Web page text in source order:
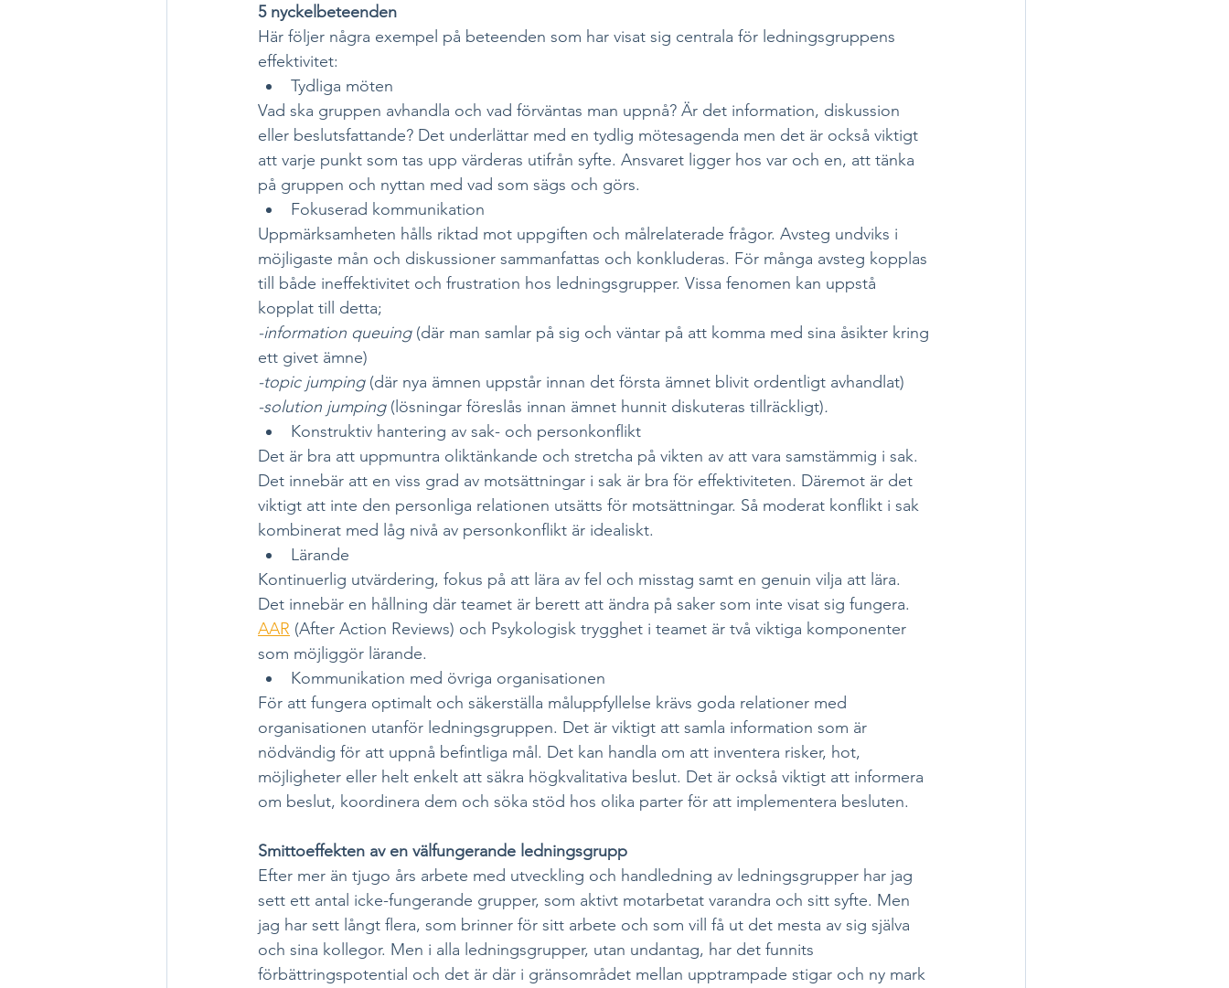
5 nyckelbeteenden
Här följer några exempel på beteenden som har visat sig centrala för ledningsgruppens
effektivitet:
Tydliga möten
Vad ska gruppen avhandla och vad förväntas man uppnå? Är det information, diskussion
eller beslutsfattande? Det underlättar med en tydlig mötesagenda men det är också viktigt
att varje punkt som tas upp värderas utifrån syfte. Ansvaret ligger hos var och en, att tänka
på gruppen och nyttan med vad som sägs och görs.
Fokuserad kommunikation
Uppmärksamheten hålls riktad mot uppgiften och målrelaterade frågor. Avsteg undviks i
möjligaste mån och diskussioner sammanfattas och konkluderas. För många avsteg kopplas
till både ineffektivitet och frustration hos ledningsgrupper. Vissa fenomen kan uppstå
kopplat till detta;
-information queuing (där man samlar på sig och väntar på att komma med sina åsikter kring
ett givet ämne)
-topic jumping (där nya ämnen uppstår innan det första ämnet blivit ordentligt avhandlat)
-solution jumping (lösningar föreslås innan ämnet hunnit diskuteras tillräckligt).
Konstruktiv hantering av sak- och personkonflikt
Det är bra att uppmuntra oliktänkande och stretcha på vikten av att vara samstämmig i sak.
Det innebär att en viss grad av motsättningar i sak är bra för effektiviteten. Däremot är det
viktigt att inte den personliga relationen utsätts för motsättningar. Så moderat konflikt i sak
kombinerat med låg nivå av personkonflikt är idealiskt.
Lärande
Kontinuerlig utvärdering, fokus på att lära av fel och misstag samt en genuin vilja att lära.
Det innebär en hållning där teamet är berett att ändra på saker som inte visat sig fungera.
AAR (After Action Reviews) och Psykologisk trygghet i teamet är två viktiga komponenter
som möjliggör lärande.
Kommunikation med övriga organisationen
För att fungera optimalt och säkerställa måluppfyllelse krävs goda relationer med
organisationen utanför ledningsgruppen. Det är viktigt att samla information som är
nödvändig för att uppnå befintliga mål. Det kan handla om att inventera risker, hot,
möjligheter eller helt enkelt att säkra högkvalitativa beslut. Det är också viktigt att informera
om beslut, koordinera dem och söka stöd hos olika parter för att implementera besluten.
Smittoeffekten av en välfungerande ledningsgrupp
Efter mer än tjugo års arbete med utveckling och handledning av ledningsgrupper har jag
sett ett antal icke-fungerande grupper, som aktivt motarbetat varandra och sitt syfte. Men
jag har sett långt flera, som brinner för sitt arbete och som vill få ut det mesta av sig själva
och sina kollegor. Men i alla ledningsgrupper, utan undantag, har det funnits
förbättringspotential och det är där i gränsområdet mellan upptrampade stigar och ny mark